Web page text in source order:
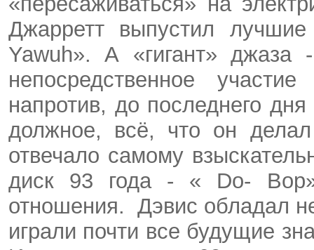
Джарретт выпустил
Yawuh». А «гигант»
непосредственное
напротив, до последнего
должное, всё, что он
отвечало самому
диск 93 года - « Do- Bop
отношения.
Дэвис обладал
играли почти все будущие